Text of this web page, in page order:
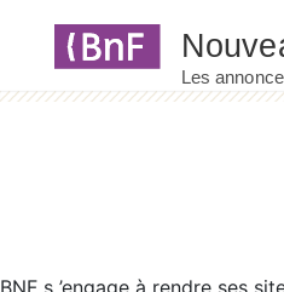
BNF s ’engage à rendre ses